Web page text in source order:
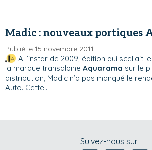
Madic : nouveaux portiques
Publié le 15 novembre 2011
A l’instar de 2009, édition qui scellait
la marque transalpine Aquarama sur le
distribution, Madic n’a pas manqué le
Auto. Cette...
Suivez-nous sur